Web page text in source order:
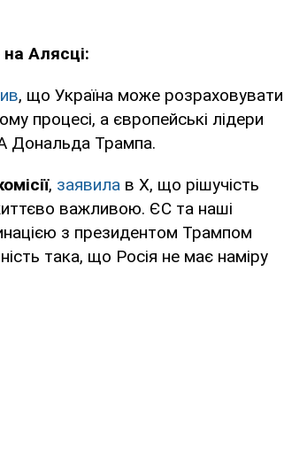
на Алясці:
, що Україна може розраховувати
процесі, а європейські лідери
Дональда Трампа.
, заявила в X, що рішучість
важливою. ЄС та наші
з президентом Трампом
така, що Росія не має наміру